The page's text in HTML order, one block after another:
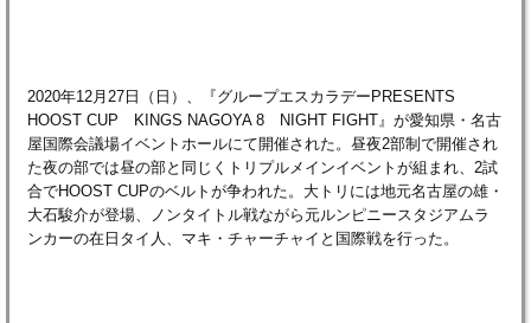
2020年12月27日（日）、『グループエスカラデーPRESENTS
HOOST CUP KINGS NAGOYA 8 NIGHT FIGHT』が愛知県・名古
屋国際会議場イベントホールにて開催された。昼夜2部制で開催され
た夜の部では昼の部と同じくトリプルメインイベントが組まれ、2試
合でHOOST CUPのベルトが争われた。大トリには地元名古屋の雄・
大石駿介が登場、ノンタイトル戦ながら元ルンピニースタジアムラ
ンカーの在日タイ人、マキ・チャーチャイと国際戦を行った。